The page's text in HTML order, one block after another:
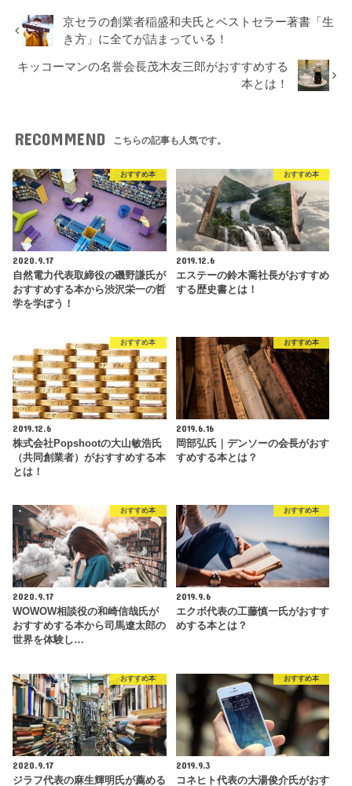
京セラの創業者稲盛和夫氏とベストセラー著書「生
き方」に全てが詰まっている！
キッコーマンの名誉会長茂木友三郎がおすすめする
本とは！
RECOMMEND こちらの記事も人気です。
おすすめ本
2020.9.17
自然電力代表取締役の磯野謙氏が
おすすめする本から渋沢栄一の哲
学を学ぼう！
おすすめ本
2019.12.6
エステーの鈴木喬社長がおすすめ
する歴史書とは！
おすすめ本
2019.12.6
株式会社Popshootの大山敏浩氏
（共同創業者）がおすすめする本
とは！
おすすめ本
2019.6.16
岡部弘氏｜デンソーの会長がおす
すめする本とは？
おすすめ本
2020.9.17
WOWOW相談役の和崎信哉氏が
おすすめする本から司馬遼太郎の
世界を体験し…
おすすめ本
2019.9.6
エクボ代表の工藤慎一氏がおすす
めする本とは？
おすすめ本
2020.9.17
ジラフ代表の麻生輝明氏が薦める
おすすめ本
2019.9.3
コネヒト代表の大湯俊介氏がおす